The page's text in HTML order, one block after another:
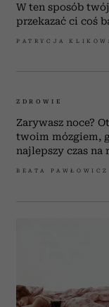
W ten sposób
przekazać ci coś
PATRYCJA
ZDROWIE
Zarywasz noce?
twoim mózgiem,
najlepszy czas na
BEATA PAWŁOWICZ